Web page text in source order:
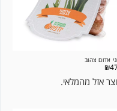
אדום צהוב
₪
אזל מהמלאי.